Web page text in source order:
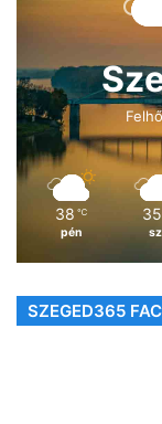
38 ℃
pén
35
SZEGED365